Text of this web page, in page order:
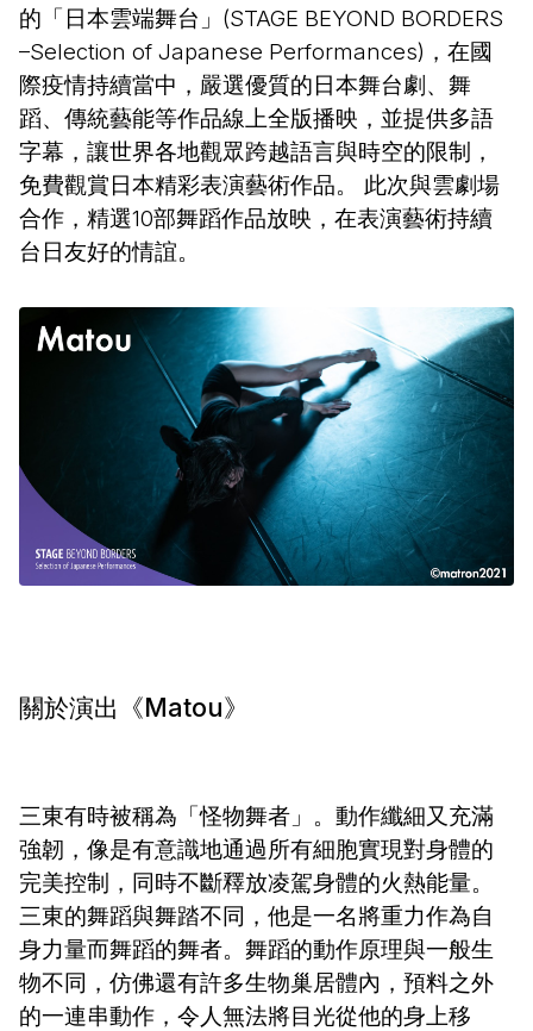
的「日本雲端舞台」(STAGE BEYOND BORDERS
–Selection of Japanese Performances)，在國
際疫情持續當中，嚴選優質的日本舞台劇、舞
蹈、傳統藝能等作品線上全版播映，並提供多語
字幕，讓世界各地觀眾跨越語言與時空的限制，
免費觀賞日本精彩表演藝術作品。 此次與雲劇場
合作，精選10部舞蹈作品放映，在表演藝術持續
台日友好的情誼。
關於演出《Matou》
三東有時被稱為「怪物舞者」。動作纖細又充滿
強韌，像是有意識地通過所有細胞實現對身體的
完美控制，同時不斷釋放凌駕身體的火熱能量。
三東的舞蹈與舞踏不同，他是一名將重力作為自
身力量而舞蹈的舞者。舞蹈的動作原理與一般生
物不同，仿佛還有許多生物巢居體內，預料之外
的一連串動作，令人無法將目光從他的身上移